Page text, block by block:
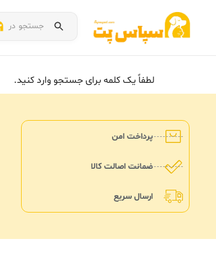
جستجو در
لطفاً یک کلمه برای جستجو وارد کنید.
پرداخت امن
ضمانت اصالت کالا
ارسال سریع